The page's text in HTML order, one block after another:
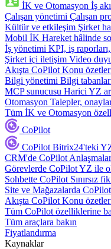
İK ve Otomasyon İş
Çalışan yönetimi Çalışan
Kültür ve etkileşim Şirket
Mobil İK Hareket hâlinde
İş yönetimi KPI, iş
Şirket içi iletişim Video
Akışta CoPilot Konu
Bilgi yönetimi Bilgi
MCP sunucusu Harici YZ
Otomasyon Talepler,
Tüm İK ve Otomasyon
CoPilot
CoPilot Bitrix24'teki YZ
CRM'de CoPilot
Görevlerde CoPilotYZ ile
Sohbette CoPilot Sınırsız
Site ve Mağazalarda CoPilot
Akışta CoPilot Konu
Tüm CoPilot özelliklerine
Tüm araçlara bakın
Fiyatlandırma
Kaynaklar